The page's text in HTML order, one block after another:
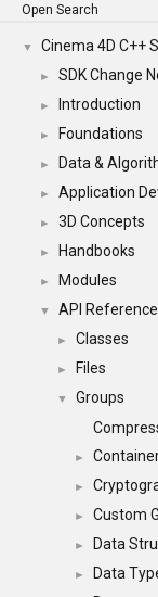
Open Search
▼ Cinema 4D C++
► SDK Change
► Introduction
► Foundations
► Data &
► Application
► 3D Concepts
► Handbooks
► Modules
▼ API Reference
► Classes
► Files
▼
Groups
►
►
► Custom
► Data
► Data